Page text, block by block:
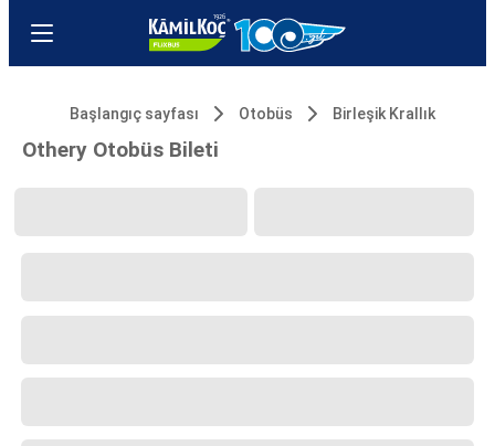
Başlangıç sayfası Otobüs Birleşik Krallık
Othery Otobüs Bileti